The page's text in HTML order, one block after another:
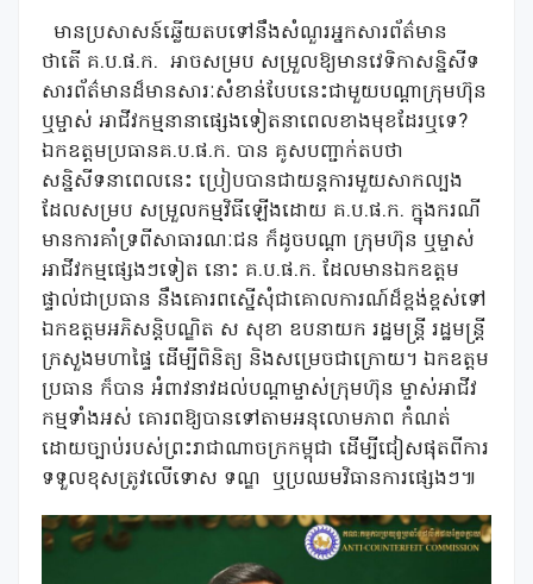
មានប្រសាសន៍ឆ្លើយតបទៅនឹងសំណួរអ្នកសារព័ត៌មាន
ថាតើ គ.ប.ផ.ក. អាចសម្រប សម្រួលឱ្យមានវេទិកាសន្និសីទ
សារព័ត៌មានដ៏មានសារៈសំខាន់បែបនេះជាមួយបណ្ដាក្រុមហ៊ុន
ឬម្ចាស់ អាជីវកម្មនានាផ្សេងទៀតនាពេលខាងមុខដែរឬទេ?
ឯកឧត្ដមប្រធានគ.ប.ផ.ក. បាន គូសបញ្ជាក់តបថា
សន្និសីទនាពេលនេះ ប្រៀបបានជាយន្តការមួយសាកល្បង
ដែលសម្រប សម្រួលកម្មវិធីឡើងដោយ គ.ប.ផ.ក. ក្នុងករណី
មានការគាំទ្រពីសាធារណៈជន ក៏ដូចបណ្ដា ក្រុមហ៊ុន ឬម្ចាស់
អាជីវកម្មផ្សេងៗទៀត នោះ គ.ប.ផ.ក. ដែលមានឯកឧត្តម
ផ្ទាល់ជាប្រធាន នឹងគោរពស្នើសុំជាគោលការណ៍ដ៏ខ្ពង់ខ្ពស់ទៅ
ឯកឧត្តមអភិសន្តិបណ្ឌិត ស សុខា ឧបនាយក រដ្ឋមន្ត្រី រដ្ឋមន្ត្រី
ក្រសួងមហាផ្ទៃ ដើម្បីពិនិត្យ និងសម្រេចជាក្រោយ។ ឯកឧត្តម
ប្រធាន ក៏បាន អំពាវនាវដល់បណ្ដាម្ចាស់ក្រុមហ៊ុន ម្ចាស់អាជីវ
កម្មទាំងអស់ គោរពឱ្យបានទៅតាមអនុលោមភាព កំណត់
ដោយច្បាប់របស់ព្រះរាជាណាចក្រកម្ពុជា ដើម្បីជៀសផុតពីការ
ទទួលខុសត្រូវលើទោស ទណ្ឌ ឬប្រឈមវិធានការផ្សេងៗ៕